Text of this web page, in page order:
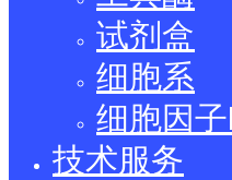
试剂盒
细胞系
细胞因
技术服务